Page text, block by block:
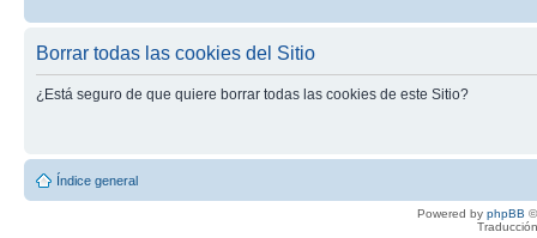
Borrar todas las cookies del Sitio
¿Está seguro de que quiere borrar todas las cookies de este Sitio?
Índice general
Powered by phpBB